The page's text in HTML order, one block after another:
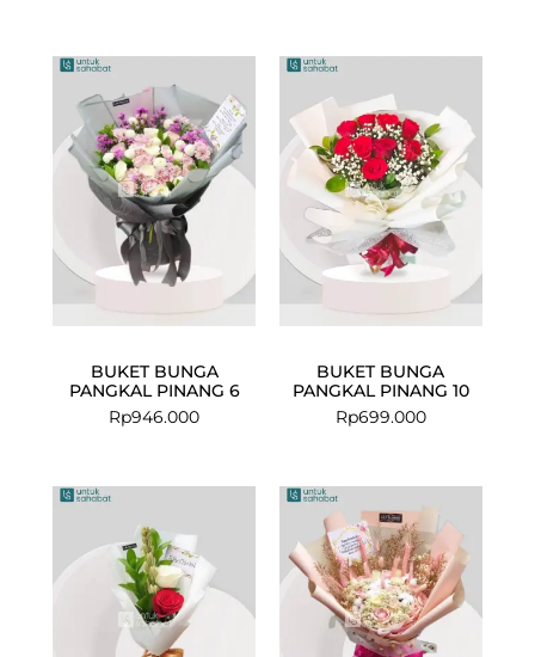
BUKET BUNGA
PANGKAL PINANG 6
Rp946.000
BUKET BUNGA
PANGKAL PINANG 10
Rp699.000